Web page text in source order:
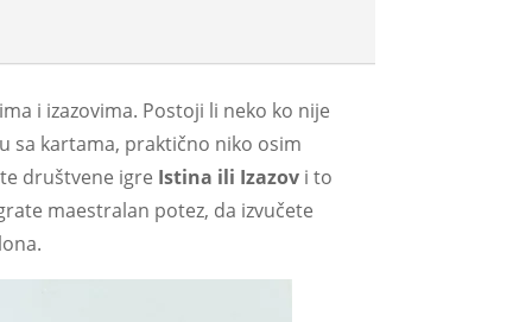
i izazovima. Postoji li neko ko nije
sa kartama, praktično niko osim
društvene igre Istina ili Izazov i to
maestralan potez, da izvučete